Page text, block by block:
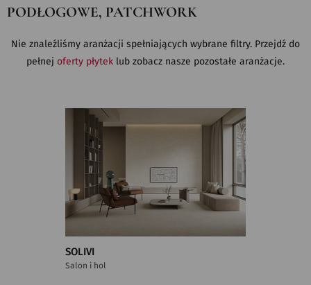
PODŁOGOWE, PATCHWORK
Nie znaleźliśmy aranżacji spełniających wybrane filtry. Przejdź do
pełnej oferty płytek lub zobacz nasze pozostałe aranżacje.
SOLIVI
Salon i hol